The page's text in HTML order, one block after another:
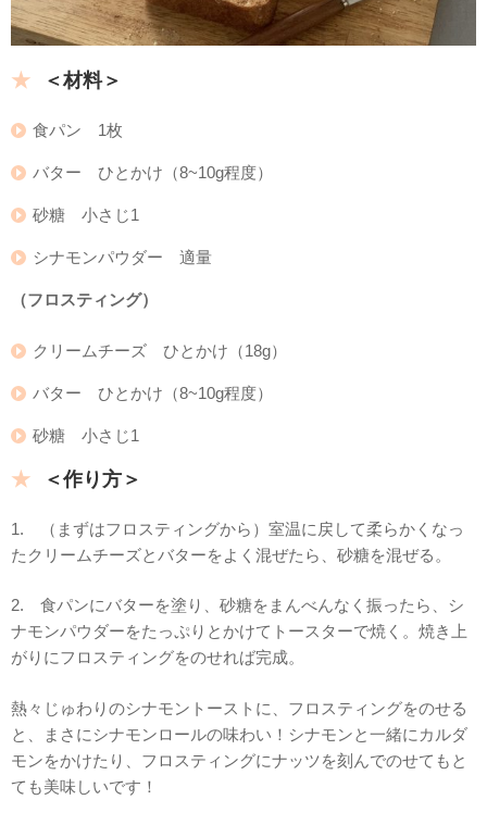
＜材料＞
食パン 1枚
バター ひとかけ（8~10g程度）
砂糖 小さじ1
シナモンパウダー 適量
（フロスティング）
クリームチーズ ひとかけ（18g）
バター ひとかけ（8~10g程度）
砂糖 小さじ1
＜作り方＞
1. （まずはフロスティングから）室温に戻して柔らかくなっ
たクリームチーズとバターをよく混ぜたら、砂糖を混ぜる。
2. 食パンにバターを塗り、砂糖をまんべんなく振ったら、シ
ナモンパウダーをたっぷりとかけてトースターで焼く。焼き上
がりにフロスティングをのせれば完成。
熱々じゅわりのシナモントーストに、フロスティングをのせる
と、まさにシナモンロールの味わい！シナモンと一緒にカルダ
モンをかけたり、フロスティングにナッツを刻んでのせてもと
ても美味しいです！